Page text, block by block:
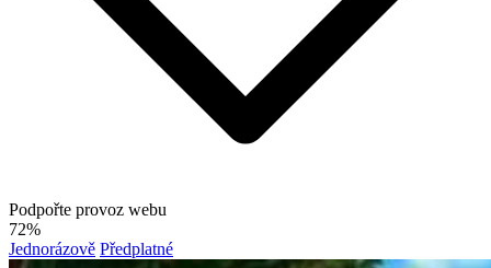
Podpořte provoz webu
72%
Jednorázově Předplatné